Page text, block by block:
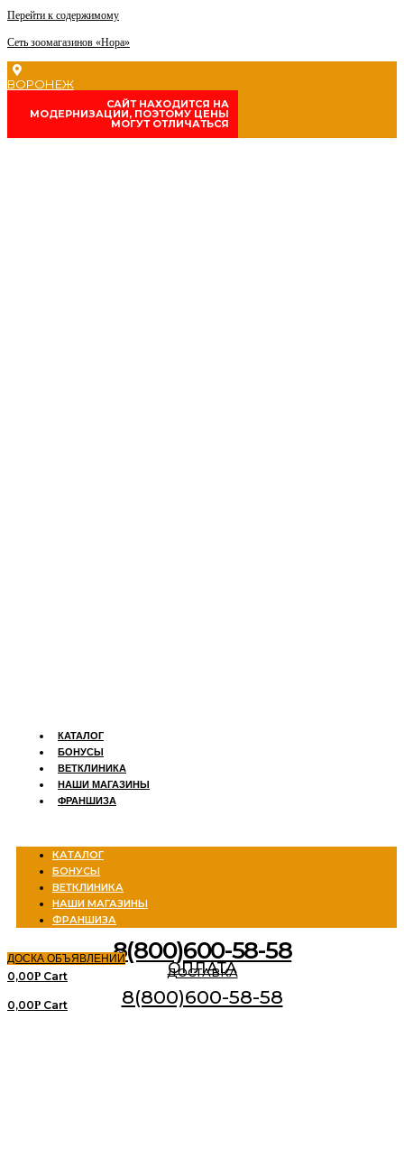
Перейти к содержимому
Сеть зоомагазинов «Нора»
ВОРОНЕЖ
CАЙТ НАХОДИТСЯ НА
МОДЕРНИЗАЦИИ, ПОЭТОМУ ЦЕНЫ
МОГУТ ОТЛИЧАТЬСЯ
КАТАЛОГ
БОНУСЫ
ВЕТКЛИНИКА
НАШИ МАГАЗИНЫ
ФРАНШИЗА
КАТАЛОГ
БОНУСЫ
ВЕТКЛИНИКА
НАШИ МАГАЗИНЫ
ФРАНШИЗА
8(800)600-58-58
ДОСКА ОБЪЯВЛЕНИЙ
ДОСТАВКА
ОПЛАТА
0,00Р Cart
8(800)600-58-58
0,00Р Cart